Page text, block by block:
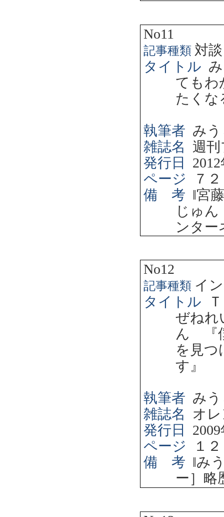
No11
記事種類 対談
タイトル
ても
たく
執筆者 み
雑誌名
週
発行日
2012
ページ
７
備 考 ‖宮
じゅ
ンター
No12
記事種類 イ
タイトル
ぜね
ん 『
を見つ
す』
執筆者 み
雑誌名
オ
発行日
2009
ページ
１
備 考 ‖み
ー］略